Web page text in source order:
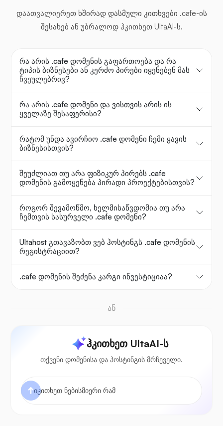
დაათვალიერეთ ხშირად დასმული კითხვები .cafe-ის
შესახებ ან უბრალოდ ჰკითხეთ UltaAI-ს.
რა არის .cafe დომენის გაფართოება და რა
ტიპის ბიზნესები ან კერძო პირები იყენებენ მას
ჩვეულებრივ?
რა არის .cafe დომენი და ვისთვის არის ის
ყველაზე შესაფერისი?
რატომ უნდა ავირჩიო .cafe დომენი ჩემი ყავის
ბიზნესისთვის?
შეუძლიათ თუ არა ფიზიკურ პირებს .cafe
დომენის გამოყენება პირადი პროექტებისთვის?
როგორ შევამოწმო, ხელმისაწვდომია თუ არა
ჩემთვის სასურველი .cafe დომენი?
Ultahost გთავაზობთ ვებ ჰოსტინგს .cafe დომენის
რეგისტრაციით?
.cafe დომენის შეძენა კარგი ინვესტიციაა?
ან
ჰკითხეთ UltaAI-ს
თქვენი დომენისა და ჰოსტინგის მრჩეველი.